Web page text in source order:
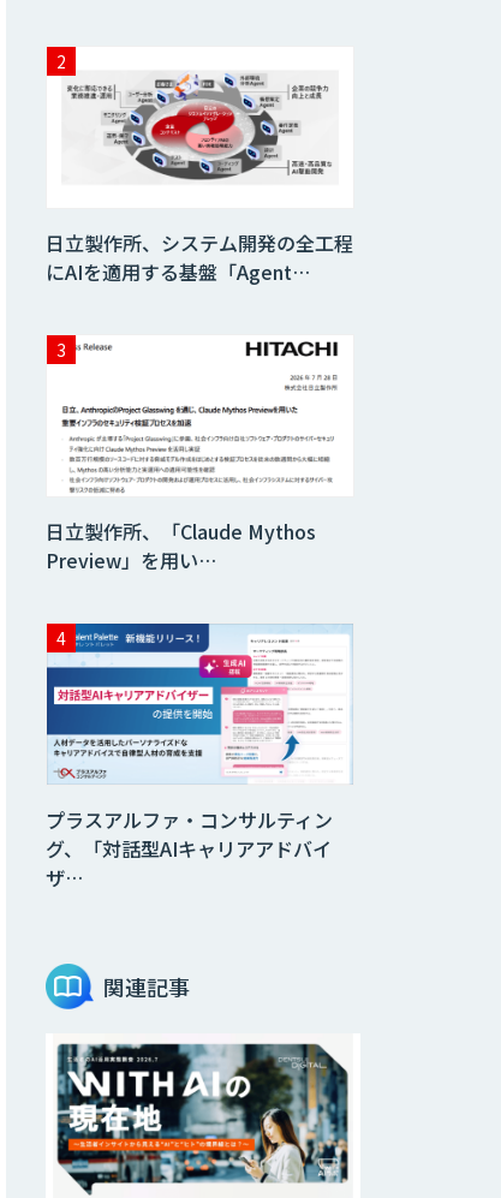
日立製作所、システム開発の全工程
にAIを適用する基盤「Agent…
日立製作所、「Claude Mythos
Preview」を用い…
プラスアルファ・コンサルティン
グ、「対話型AIキャリアアドバイ
ザ…
関連記事